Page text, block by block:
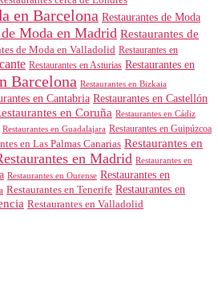
en Barcelona Restaurantes de Moda
de Moda en Madrid Restaurantes de
de Moda en Valladolid Restaurantes en
Restaurantes en Asturias Restaurantes en
Barcelona Restaurantes en Bizkaia
en Cantabria Restaurantes en Castellón
en Coruña Restaurantes en Cádiz
Restaurantes en Guadalajara Restaurantes en Guipúzcoa
en Las Palmas Canarias Restaurantes en
en Madrid Restaurantes en
Restaurantes en Ourense Restaurantes en
Restaurantes en Tenerife Restaurantes en
Restaurantes en Valladolid